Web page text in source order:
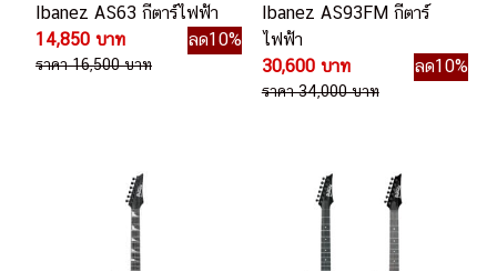
Ibanez AS63 กีตาร์ไฟฟ้า
14,850 บาท
ลด10%
ราคา 16,500 บาท
Ibanez AS93FM กีตาร์
ไฟฟ้า
30,600 บาท
ลด10%
ราคา 34,000 บาท